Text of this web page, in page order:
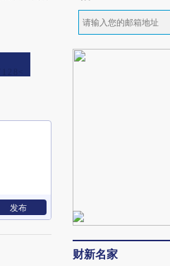
发布
财新名家